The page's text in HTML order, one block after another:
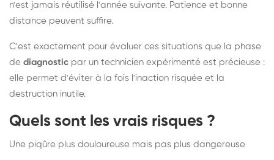
n'est jamais réutilisé l'année suivante. Patience et bonne
distance peuvent suffire.
C'est exactement pour évaluer ces situations que la phase
de diagnostic par un technicien expérimenté est précieuse :
elle permet d'éviter à la fois l'inaction risquée et la
destruction inutile.
Quels sont les vrais risques ?
Une piqûre plus douloureuse mais pas plus dangereuse